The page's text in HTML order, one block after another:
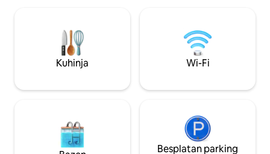
Beacha. 17 milja do otoka Sanibela. 8 milja
do centra Fort Myersa i samo 15 milja do
međunarodne zračne luke SWF. 2
parkirna mjesta.
nećete ga dijeliti
je spavaća soba
tijekom vašeg
Kuhinja Wi-Fi
Besplatan parking